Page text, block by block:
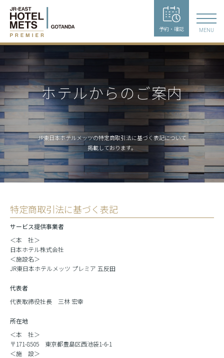
予約・確認 MENU
ホテルからのご案内
JR東日本ホテルメッツの特定商取引法に基づく表記について
掲載しております。
特定商取引法に基づく表記
サービス提供事業者
＜本 社＞
日本ホテル株式会社
＜施設名＞
JR東日本ホテルメッツ プレミア 五反田
代表者
代表取締役社長 三林 宏幸
所在地
＜本 社＞
〒171-8505 東京都豊島区西池袋1-6-1
＜施 設＞